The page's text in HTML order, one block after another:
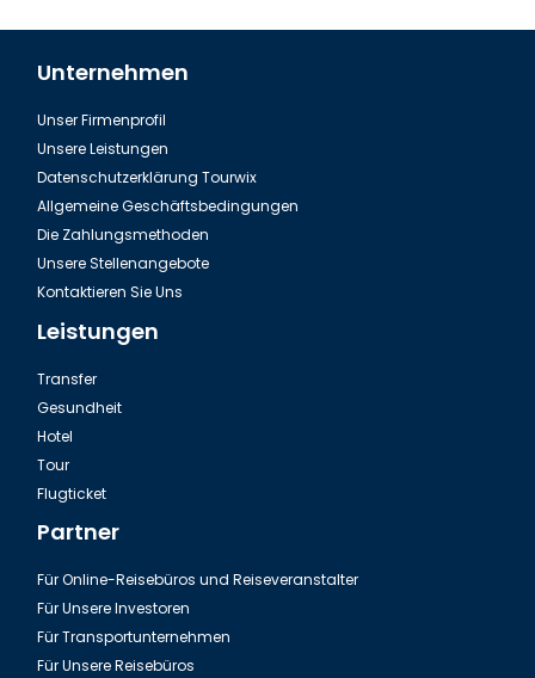
Flughafentransfer Antalya Belek
Unternehmen
Unser Firmenprofil
Unsere Leistungen
Datenschutzerklärung Tourwix
Allgemeine Geschäftsbedingungen
Die Zahlungsmethoden
Unsere Stellenangebote
Kontaktieren Sie Uns
Leistungen
Transfer
Gesundheit
Hotel
Tour
Flugticket
Partner
Für Online-Reisebüros und Reiseveranstalter
Für Unsere Investoren
Für Transportunternehmen
Für Unsere Reisebüros